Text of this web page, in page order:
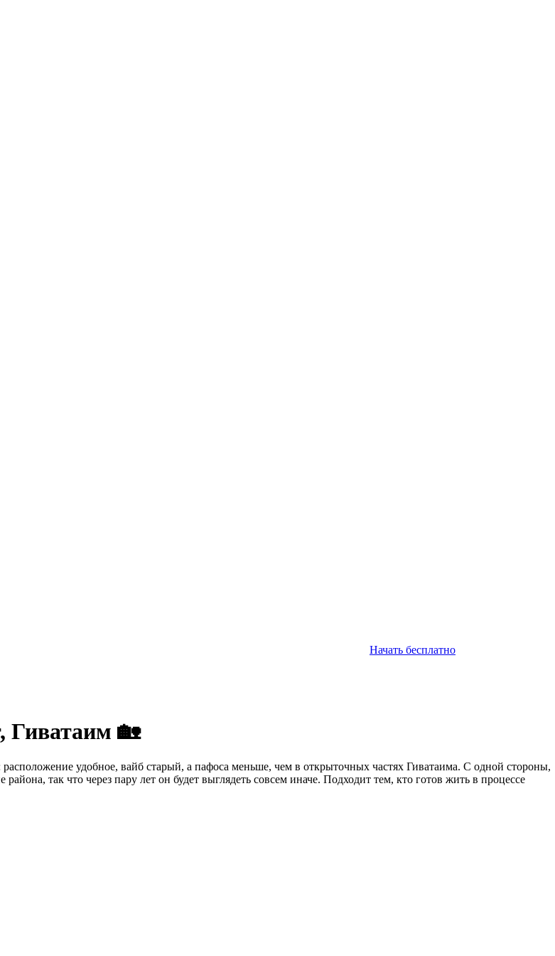
Начать бесплатно
Гиватаим 🏡
удобное, вайб старый, а пафоса меньше, чем в открыточных частях Гиватаима. С одной стороны,
так что через пару лет он будет выглядеть совсем иначе. Подходит тем, кто готов жить в процессе